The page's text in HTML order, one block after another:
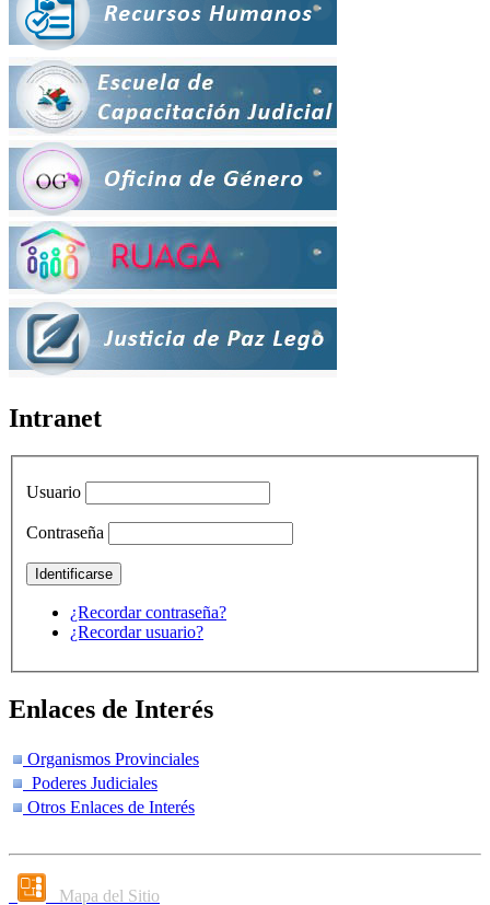
Intranet
Usuario
Contraseña
¿Recordar contraseña?
¿Recordar usuario?
Enlaces de Interés
Organismos Provinciales
Poderes Judiciales
Otros Enlaces de Interés
Mapa del Sitio